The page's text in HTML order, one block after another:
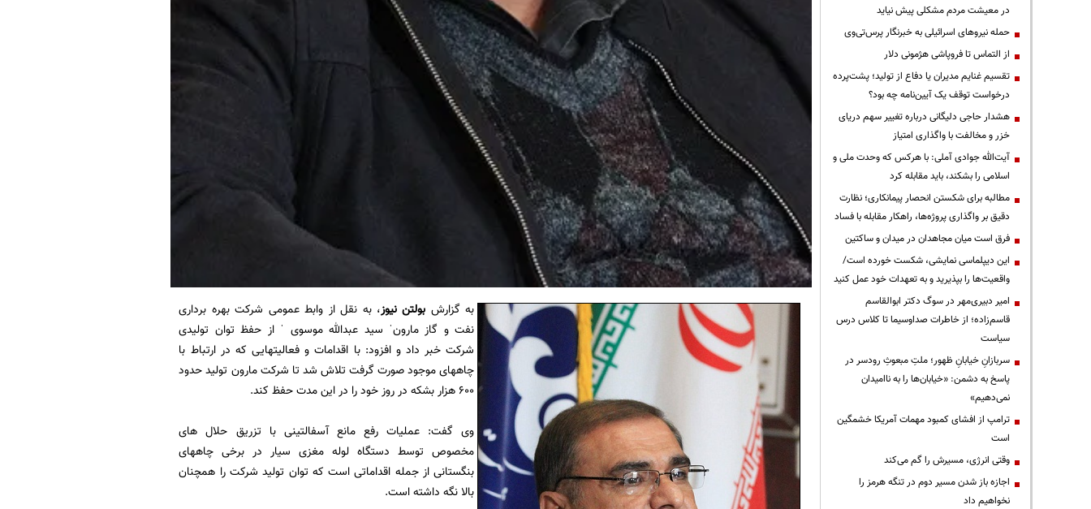
به گزارش بولتن نیوز، به نقل از وابط عمومی شرکت بهره برداری
نفت و گاز مارونˈ سید عبدالله موسوی ˈ از حفظ توان تولیدی
شرکت خبر داد و افزود: با اقدامات و فعالیتهایی که در ارتباط با
چاههای موجود صورت گرفت تلاش شد تا شرکت مارون تولید حدود
600 هزار بشکه در روز خود را در این مدت حفظ کند.
وی گفت: عملیات رفع مانع آسفالتینی با تزریق حلال های
مخصوص توسط دستگاه لوله مغزی سیار در برخی چاههای
بنگستانی از جمله اقداماتی است که توان تولید شرکت را همچنان
بالا نگه داشته است.
در معیشت مردم مشکلی پیش نیاید
حمله نیروهای اسرائیلی به خبرنگار پرس‌تی‌وی
از التماس تا فروپاشی هژمونی دلار
تقسیم غنایم مدیران یا دفاع از تولید؛ پشت‌پرده
درخواست توقف یک آیین‌نامه چه بود؟
هشدار حاجی دلیگانی درباره تغییر سهم دریای
خزر و مخالفت با واگذاری امتیاز
آیت‌الله جوادی آملی: با هرکس که وحدت ملی و
اسلامی را بشکند، باید مقابله کرد
مطالبه برای شکستن انحصار پیمانکاری؛ نظارت
دقیق بر واگذاری پروژه‌ها، راهکار مقابله با فساد
فرق است میان مجاهدان در میدان و ساکتین
این دیپلماسی نمایشی، شکست خورده است/
واقعیت‌ها را بپذیرید و به تعهدات خود عمل کنید
امیر دبیری‌مهر در سوگ دکتر ابوالقاسم
قاسم‌زاده؛ از خاطرات صداوسیما تا کلاس درس
سیاست
سربازانِ خیابانِ ظهور؛ ملتِ مبعوثِ رودسر در
پاسخ به دشمن: «خیابان‌ها را به ناامیدان
نمی‌دهیم»
ترامپ از افشای کمبود مهمات آمریکا خشمگین
است
وقتی انرژی، مسیرش را گم می‌کند
اجازه باز شدن مسیر دوم در تنگه هرمز را
نخواهیم داد